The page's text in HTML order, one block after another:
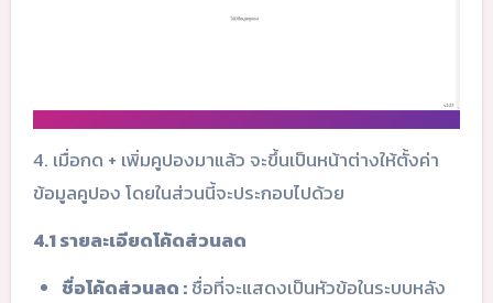
4. เมื่อกด + เพิ่มคูปองมาแล้ว จะขึ้นเป็นหน้าต่างให้ตั้งค่า
ข้อมูลคูปอง โดยในส่วนนี้จะประกอบไปด้วย
4.1 รายละเอียดโค้ดส่วนลด
ชื่อโค้ดส่วนลด :ชื่อที่จะแสดงเป็นหัวข้อในระบบหลัง